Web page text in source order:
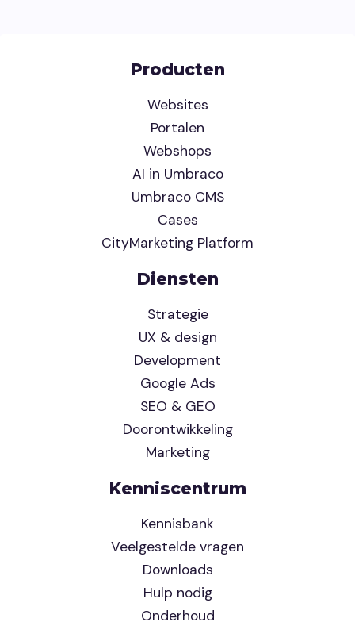
Producten
Websites
Portalen
Webshops
AI in Umbraco
Umbraco CMS
Cases
CityMarketing Platform
Diensten
Strategie
UX & design
Development
Google Ads
SEO & GEO
Doorontwikkeling
Marketing
Kenniscentrum
Kennisbank
Veelgestelde vragen
Downloads
Hulp nodig
Onderhoud